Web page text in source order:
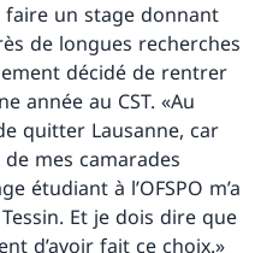
faire un stage donnant
de longues recherches
décidé de rentrer
année au CST. «Au
quitter Lausanne, car
de mes camarades
étudiant à l’OFSPO m’a
Et je dois dire que
d’avoir fait ce choix.»